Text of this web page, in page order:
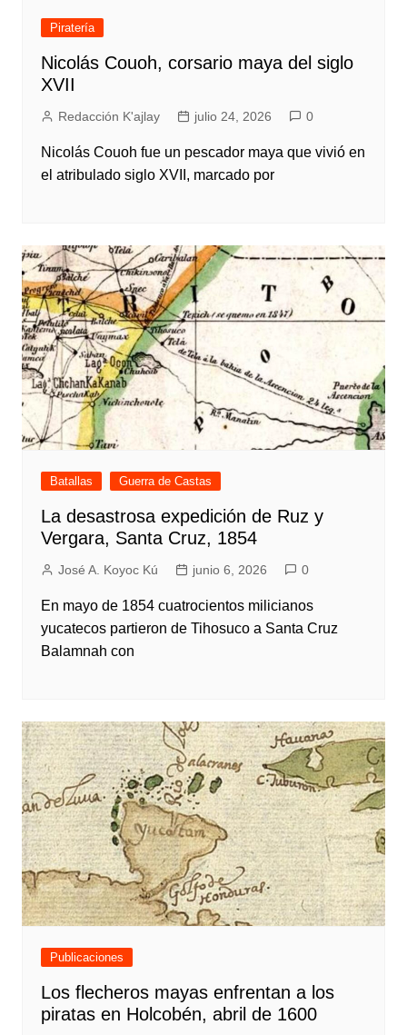
Piratería
Nicolás Couoh, corsario maya del siglo
XVII
Redacción K'ajlay julio 24, 2026 0
Nicolás Couoh fue un pescador maya que vivió en
el atribulado siglo XVII, marcado por
Batallas Guerra de Castas
La desastrosa expedición de Ruz y
Vergara, Santa Cruz, 1854
José A. Koyoc Kú junio 6, 2026 0
En mayo de 1854 cuatrocientos milicianos
yucatecos partieron de Tihosuco a Santa Cruz
Balamnah con
Publicaciones
Los flecheros mayas enfrentan a los
piratas en Holcobén, abril de 1600